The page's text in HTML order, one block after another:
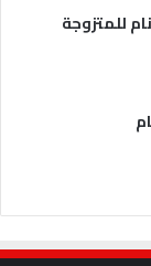
للمتزوجة